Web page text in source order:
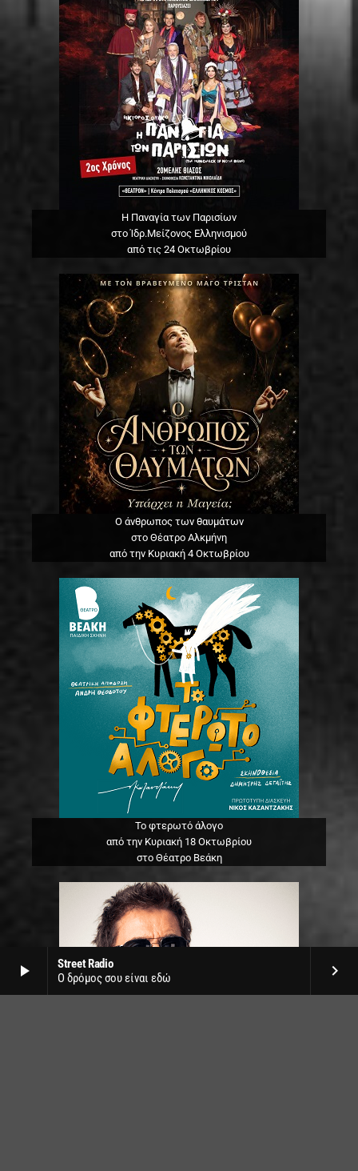
play_arrow
Street Radio
Ο δρόμος σου είναι εδώ
keyboard_arrow_right
Η Παναγία των Παρισίων
στο Ίδρ.Μείζονος Ελληνισμού
από τις 24 Οκτωβρίου
Ο άνθρωπος των θαυμάτων
στο Θέατρο Αλκμήνη
από την Κυριακή 4 Οκτωβρίου
Το φτερωτό άλογο
από την Κυριακή 18 Οκτωβρίου
στο Θέατρο Βεάκη